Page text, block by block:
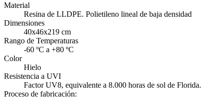
Material
Resina de LLDPE. Polietileno lineal de baja densidad
Dimensiones
40x46x219 cm
Rango de Temperaturas
-60 ºC a +80 ºC
Color
Hielo
Resistencia a UVI
Factor UV8, equivalente a 8.000 horas de sol de Florida.
Proceso de fabricación: